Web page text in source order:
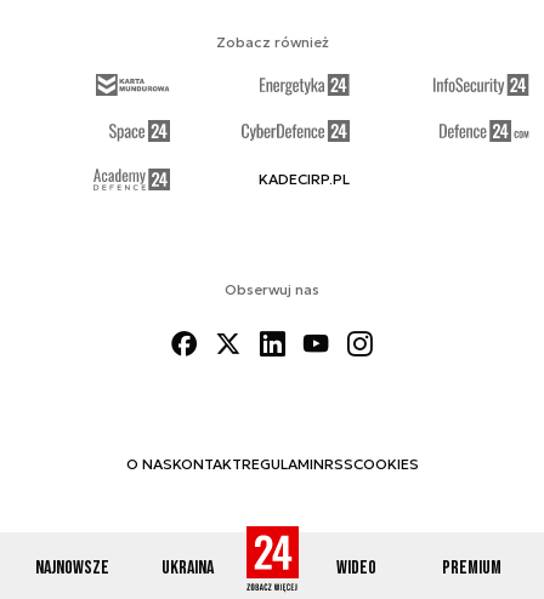
Najnowsze Ukraina Wideo Premium
Obserwuj nas
O NASKONTAKTREGULAMINRSSCOOKIES
Zobacz również
KADECIRP.PL
© 2012-2026 DEFENCE24